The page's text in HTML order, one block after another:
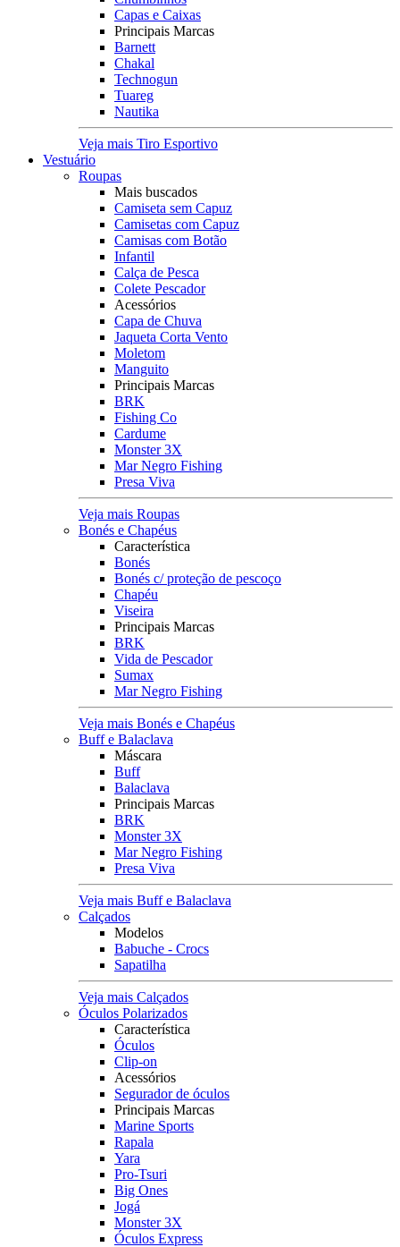
Capas e Caixas
Principais Marcas
Barnett
Chakal
Technogun
Tuareg
Nautika
Veja mais Tiro Esportivo
Vestuário
Roupas
Mais buscados
Camiseta sem Capuz
Camisetas com Capuz
Camisas com Botão
Infantil
Calça de Pesca
Colete Pescador
Acessórios
Capa de Chuva
Jaqueta Corta Vento
Moletom
Manguito
Principais Marcas
BRK
Fishing Co
Cardume
Monster 3X
Mar Negro Fishing
Presa Viva
Veja mais Roupas
Bonés e Chapéus
Característica
Bonés
Bonés c/ proteção de pescoço
Chapéu
Viseira
Principais Marcas
BRK
Vida de Pescador
Sumax
Mar Negro Fishing
Veja mais Bonés e Chapéus
Buff e Balaclava
Máscara
Buff
Balaclava
Principais Marcas
BRK
Monster 3X
Mar Negro Fishing
Presa Viva
Veja mais Buff e Balaclava
Calçados
Modelos
Babuche - Crocs
Sapatilha
Veja mais Calçados
Óculos Polarizados
Característica
Óculos
Clip-on
Acessórios
Segurador de óculos
Principais Marcas
Marine Sports
Rapala
Yara
Pro-Tsuri
Big Ones
Jogá
Monster 3X
Óculos Express